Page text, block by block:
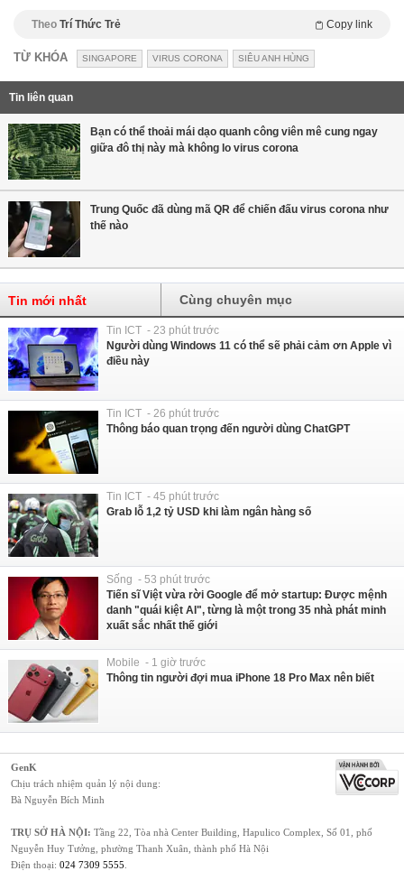
Theo Trí Thức Trẻ Copy link
TỪ KHÓA SINGAPORE VIRUS CORONA SIÊU ANH HÙNG
Tin liên quan
Bạn có thể thoải mái dạo quanh công viên mê cung ngay
giữa đô thị này mà không lo virus corona
Trung Quốc đã dùng mã QR để chiến đấu virus corona như
thế nào
Tin mới nhất Cùng chuyên mục
Tin ICT - 23 phút trước
Người dùng Windows 11 có thể sẽ phải cảm ơn Apple vì
điều này
Tin ICT - 26 phút trước
Thông báo quan trọng đến người dùng ChatGPT
Tin ICT - 45 phút trước
Grab lỗ 1,2 tỷ USD khi làm ngân hàng số
Sống - 53 phút trước
Tiến sĩ Việt vừa rời Google để mở startup: Được mệnh
danh "quái kiệt AI", từng là một trong 35 nhà phát minh
xuất sắc nhất thế giới
Mobile - 1 giờ trước
Thông tin người đợi mua iPhone 18 Pro Max nên biết
GenK
Chịu trách nhiệm quản lý nội dung:
Bà Nguyễn Bích Minh
TRỤ SỞ HÀ NỘI: Tầng 22, Tòa nhà Center Building, Hapulico Complex, Số 01, phố
Nguyễn Huy Tưởng, phường Thanh Xuân, thành phố Hà Nội
Điện thoại: 024 7309 5555